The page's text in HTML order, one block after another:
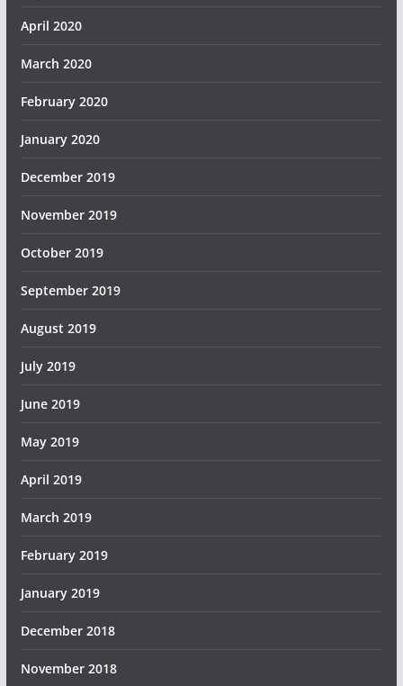
April 2020
March 2020
February 2020
January 2020
December 2019
November 2019
October 2019
September 2019
August 2019
July 2019
June 2019
May 2019
April 2019
March 2019
February 2019
January 2019
December 2018
November 2018